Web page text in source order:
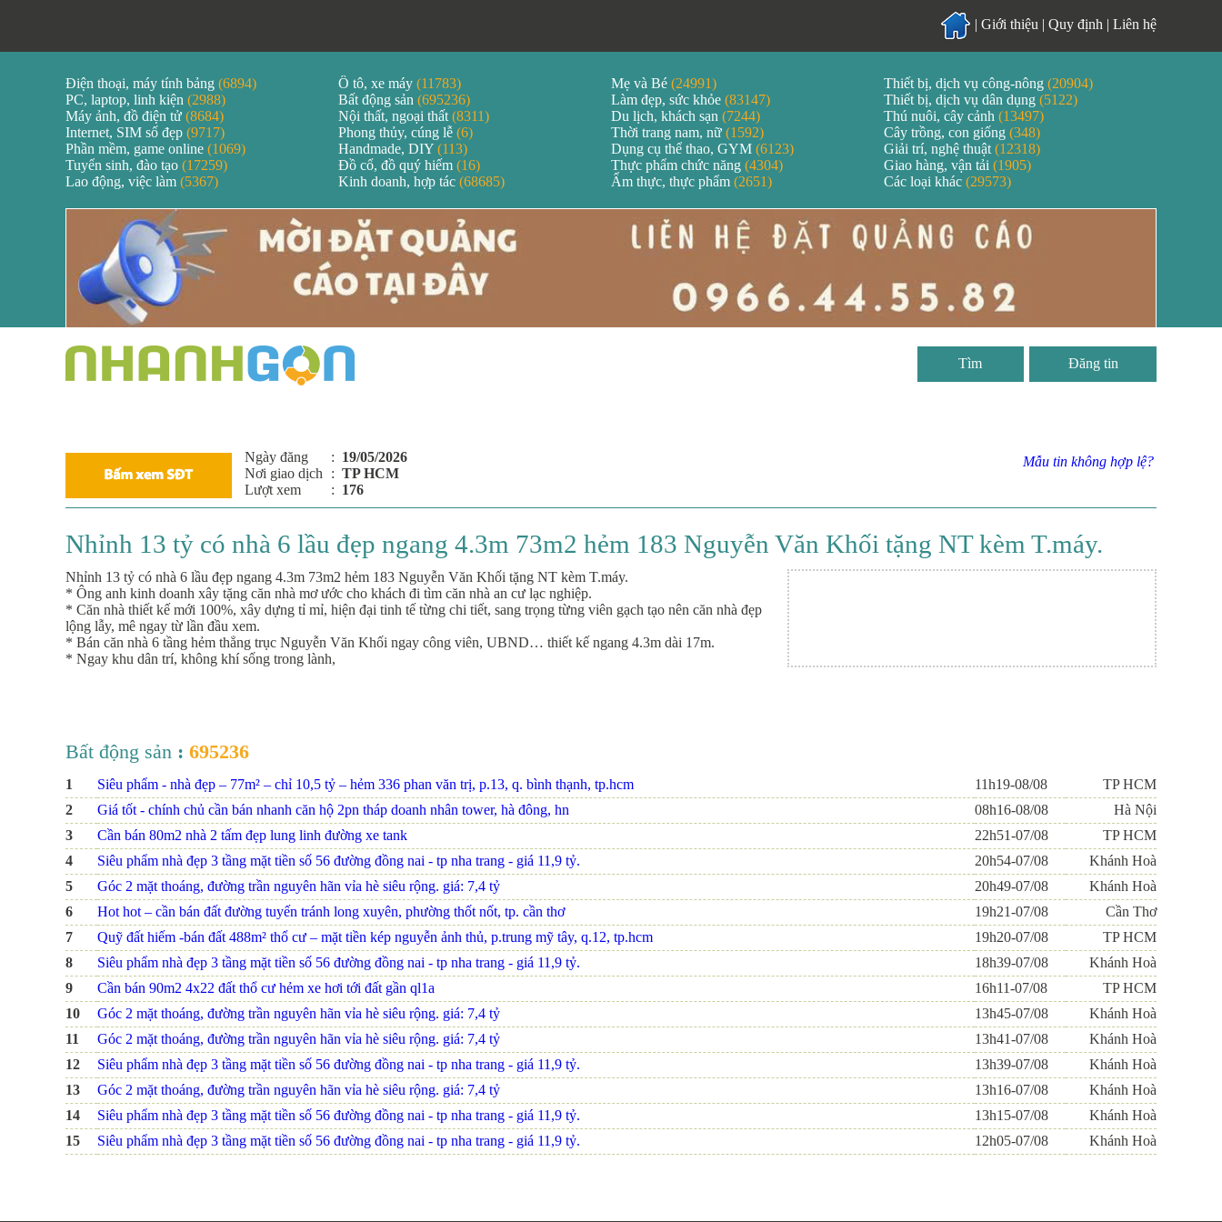
| Giới thiệu | Quy định | Liên hệ
Điện thoại, máy tính bảng (6894) Ô tô, xe máy (11783) Mẹ và Bé (24991) Thiết bị, dịch vụ công-nông (20904)
PC, laptop, linh kiện (2988) Bất động sản (695236) Làm đẹp, sức khỏe (83147) Thiết bị, dịch vụ dân dụng (5122)
Máy ảnh, đồ điện tử (8684) Nội thất, ngoại thất (8311) Du lịch, khách sạn (7244) Thú nuôi, cây cảnh (13497)
Internet, SIM số đẹp (9717) Phong thủy, cúng lễ (6) Thời trang nam, nữ (1592) Cây trồng, con giống (348)
Phần mềm, game online (1069) Handmade, DIY (113) Dụng cụ thể thao, GYM (6123) Giải trí, nghệ thuật (12318)
Tuyển sinh, đào tạo (17259) Đồ cổ, đồ quý hiếm (16) Thực phẩm chức năng (4304) Giao hàng, vận tải (1905)
Lao động, việc làm (5367) Kinh doanh, hợp tác (68685) Ẩm thực, thực phẩm (2651) Các loại khác (29573)
Đăng tin
Ngày đăng : 19/05/2026
Nơi giao dịch
: TP HCM
Lượt xem
: 176
Mẫu tin không hợp lệ?
Nhỉnh 13 tỷ có nhà 6 lầu đẹp ngang 4.3m 73m2 hẻm 183 Nguyễn Văn Khối tặng NT kèm T.máy.
Nhỉnh 13 tỷ có nhà 6 lầu đẹp ngang 4.3m 73m2 hẻm 183 Nguyễn Văn Khối tặng NT kèm T.máy.
* Ông anh kinh doanh xây tặng căn nhà mơ ước cho khách đi tìm căn nhà an cư lạc nghiệp.
* Căn nhà thiết kế mới 100%, xây dựng tỉ mỉ, hiện đại tinh tế từng chi tiết, sang trọng từng viên gạch tạo nên căn nhà đẹp
lộng lẫy, mê ngay từ lần đầu xem.
* Bán căn nhà 6 tầng hẻm thẳng trục Nguyễn Văn Khối ngay công viên, UBND… thiết kế ngang 4.3m dài 17m.
* Ngay khu dân trí, không khí sống trong lành,
Bất động sản : 695236
1 Siêu phẩm - nhà đẹp – 77m² – chỉ 10,5 tỷ – hẻm 336 phan văn trị, p.13, q. bình thạnh, tp.hcm 11h19-08/08
TP HCM
2
Giá tốt - chính chủ cần bán nhanh căn hộ 2pn tháp doanh nhân tower, hà đông, hn 08h16-08/08
Hà Nội
3
Cần bán 80m2 nhà 2 tấm đẹp lung linh đường xe tank 22h51-07/08
TP HCM
4
Siêu phẩm nhà đẹp 3 tầng mặt tiền số 56 đường đồng nai - tp nha trang - giá 11,9 tỷ. 20h54-07/08
Khánh Hoà
5
Góc 2 mặt thoáng, đường trần nguyên hãn vỉa hè siêu rộng. giá: 7,4 tỷ 20h49-07/08
Khánh Hoà
6
Hot hot – cần bán đất đường tuyến tránh long xuyên, phường thốt nốt, tp. cần thơ 19h21-07/08
Cần Thơ
7
Quỹ đất hiếm -bán đất 488m² thổ cư – mặt tiền kép nguyễn ảnh thủ, p.trung mỹ tây, q.12, tp.hcm 19h20-07/08
TP HCM
8
Siêu phẩm nhà đẹp 3 tầng mặt tiền số 56 đường đồng nai - tp nha trang - giá 11,9 tỷ. 18h39-07/08
Khánh Hoà
9
Cần bán 90m2 4x22 đất thổ cư hẻm xe hơi tới đất gần ql1a 16h11-07/08
TP HCM
10
Góc 2 mặt thoáng, đường trần nguyên hãn vỉa hè siêu rộng. giá: 7,4 tỷ 13h45-07/08
Khánh Hoà
11
Góc 2 mặt thoáng, đường trần nguyên hãn vỉa hè siêu rộng. giá: 7,4 tỷ 13h41-07/08
Khánh Hoà
12
Siêu phẩm nhà đẹp 3 tầng mặt tiền số 56 đường đồng nai - tp nha trang - giá 11,9 tỷ. 13h39-07/08
Khánh Hoà
13
Góc 2 mặt thoáng, đường trần nguyên hãn vỉa hè siêu rộng. giá: 7,4 tỷ 13h16-07/08
Khánh Hoà
14
Siêu phẩm nhà đẹp 3 tầng mặt tiền số 56 đường đồng nai - tp nha trang - giá 11,9 tỷ. 13h15-07/08
Khánh Hoà
15
Siêu phẩm nhà đẹp 3 tầng mặt tiền số 56 đường đồng nai - tp nha trang - giá 11,9 tỷ. 12h05-07/08 Khánh Hoà